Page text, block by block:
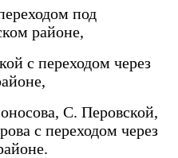
под
районе,
с переходом через
С. Перовской,
с переходом через